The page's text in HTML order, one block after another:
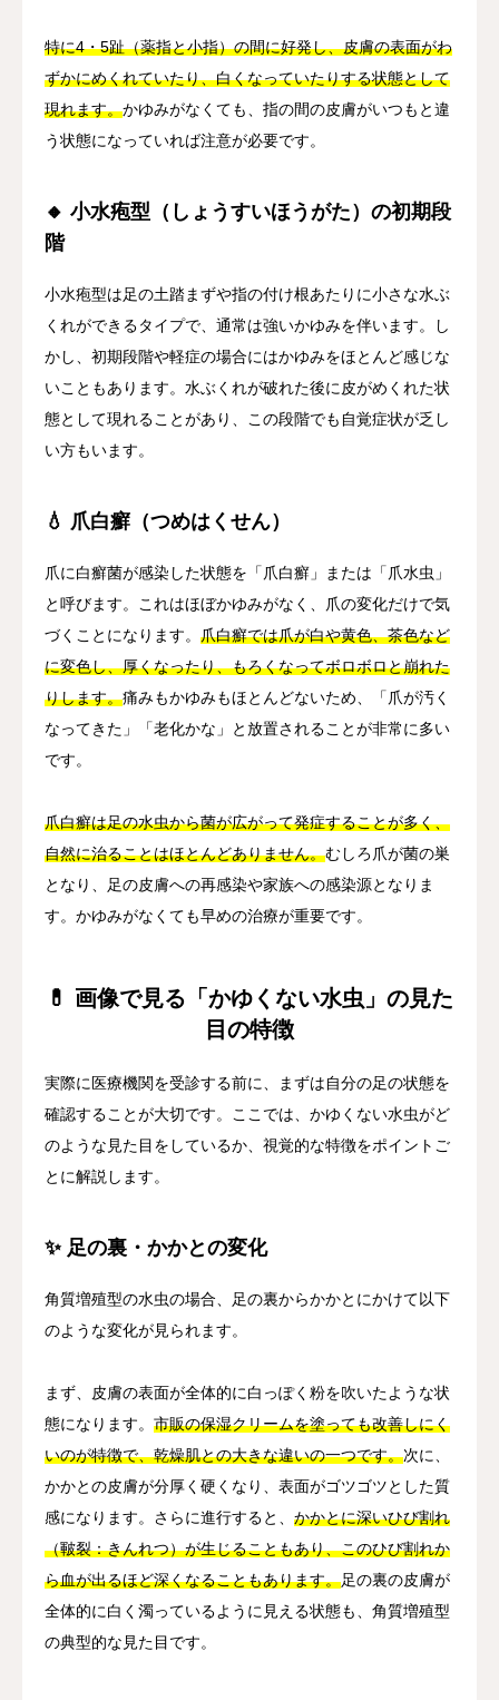
特に4・5趾（薬指と小指）の間に好発し、皮膚の表面がわ
ずかにめくれていたり、白くなっていたりする状態として
現れます。かゆみがなくても、指の間の皮膚がいつもと違
う状態になっていれば注意が必要です。
🔸 小水疱型（しょうすいほうがた）の初期段
階
小水疱型は足の土踏まずや指の付け根あたりに小さな水ぶ
くれができるタイプで、通常は強いかゆみを伴います。し
かし、初期段階や軽症の場合にはかゆみをほとんど感じな
いこともあります。水ぶくれが破れた後に皮がめくれた状
態として現れることがあり、この段階でも自覚症状が乏し
い方もいます。
💧 爪白癬（つめはくせん）
爪に白癬菌が感染した状態を「爪白癬」または「爪水虫」
と呼びます。これはほぼかゆみがなく、爪の変化だけで気
づくことになります。 爪白癬では爪が白や黄色、茶色など
に変色し、厚くなったり、もろくなってボロボロと崩れた
りします。痛みもかゆみもほとんどないため、「爪が汚く
なってきた」「老化かな」と放置されることが非常に多い
です。
爪白癬は足の水虫から菌が広がって発症することが多く、
自然に治ることはほとんどありません。むしろ爪が菌の巣
となり、足の皮膚への再感染や家族への感染源となりま
す。かゆみがなくても早めの治療が重要です。
💊 画像で見る「かゆくない水虫」の見た
目の特徴
実際に医療機関を受診する前に、まずは自分の足の状態を
確認することが大切です。ここでは、かゆくない水虫がど
のような見た目をしているか、視覚的な特徴をポイントご
とに解説します。
✨ 足の裏・かかとの変化
角質増殖型の水虫の場合、足の裏からかかとにかけて以下
のような変化が見られます。
まず、皮膚の表面が全体的に白っぽく粉を吹いたような状
態になります。 市販の保湿クリームを塗っても改善しにく
いのが特徴で、乾燥肌との大きな違いの一つです。次に、
かかとの皮膚が分厚く硬くなり、表面がゴツゴツとした質
感になります。さらに進行すると、 かかとに深いひび割れ
（皸裂：きんれつ）が生じることもあり、このひび割れか
ら血が出るほど深くなることもあります。足の裏の皮膚が
全体的に白く濁っているように見える状態も、角質増殖型
の典型的な見た目です。